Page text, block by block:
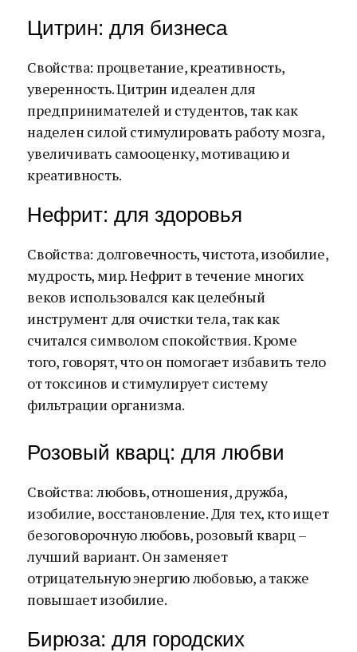
Цитрин: для бизнеса
Свойства: процветание, креативность,
уверенность. Цитрин идеален для
предпринимателей и студентов, так как
наделен силой стимулировать работу мозга,
увеличивать самооценку, мотивацию и
креативность.
Нефрит: для здоровья
Свойства: долговечность, чистота, изобилие,
мудрость, мир. Нефрит в течение многих
веков использовался как целебный
инструмент для очистки тела, так как
считался символом спокойствия. Кроме
того, говорят, что он помогает избавить тело
от токсинов и стимулирует систему
фильтрации организма.
Розовый кварц: для любви
Свойства: любовь, отношения, дружба,
изобилие, восстановление. Для тех, кто ищет
безоговорочную любовь, розовый кварц –
лучший вариант. Он заменяет
отрицательную энергию любовью, а также
повышает изобилие.
Бирюза: для городских